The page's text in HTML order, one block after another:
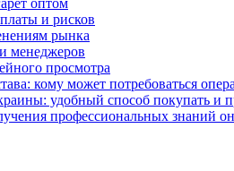
оптом
и рисков
рынка
менеджеров
просмотра
кому может потребоваться
удобный способ покупать и
профессиональных знаний